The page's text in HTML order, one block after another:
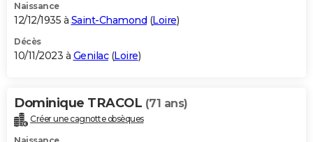
Naissance
12/12/1935 à Saint-Chamond (Loire)
Décès
10/11/2023 à Genilac(Loire)
Dominique TRACOL (71 ans)
Créer une cagnotte obsèques